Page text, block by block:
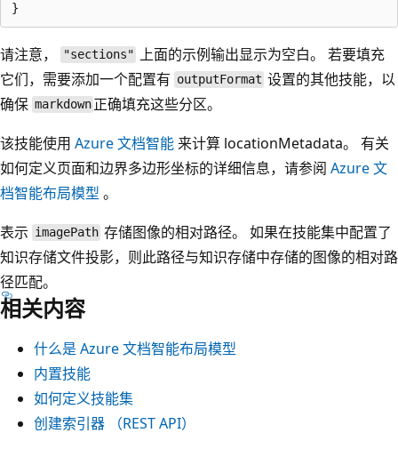
请注意， "sections" 上面的示例输出显示为空白。 若要填充
它们，需要添加一个配置有 outputFormat 设置的其他技能，以
确保 markdown 正确填充这些分区。
该技能使用 Azure 文档智能 来计算 locationMetadata。 有关
如何定义页面和边界多边形坐标的详细信息，请参阅 Azure 文
档智能布局模型 。
表示 imagePath 存储图像的相对路径。 如果在技能集中配置了
知识存储文件投影，则此路径与知识存储中存储的图像的相对路
径匹配。
相关内容
什么是 Azure 文档智能布局模型
内置技能
如何定义技能集
创建索引器 （REST API）